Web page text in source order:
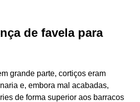
de favela para
grande parte, cortiços eram
e, embora mal acabadas,
de forma superior aos barracos